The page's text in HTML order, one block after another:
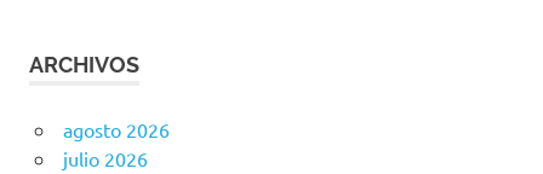
ARCHIVOS
agosto 2026
julio 2026